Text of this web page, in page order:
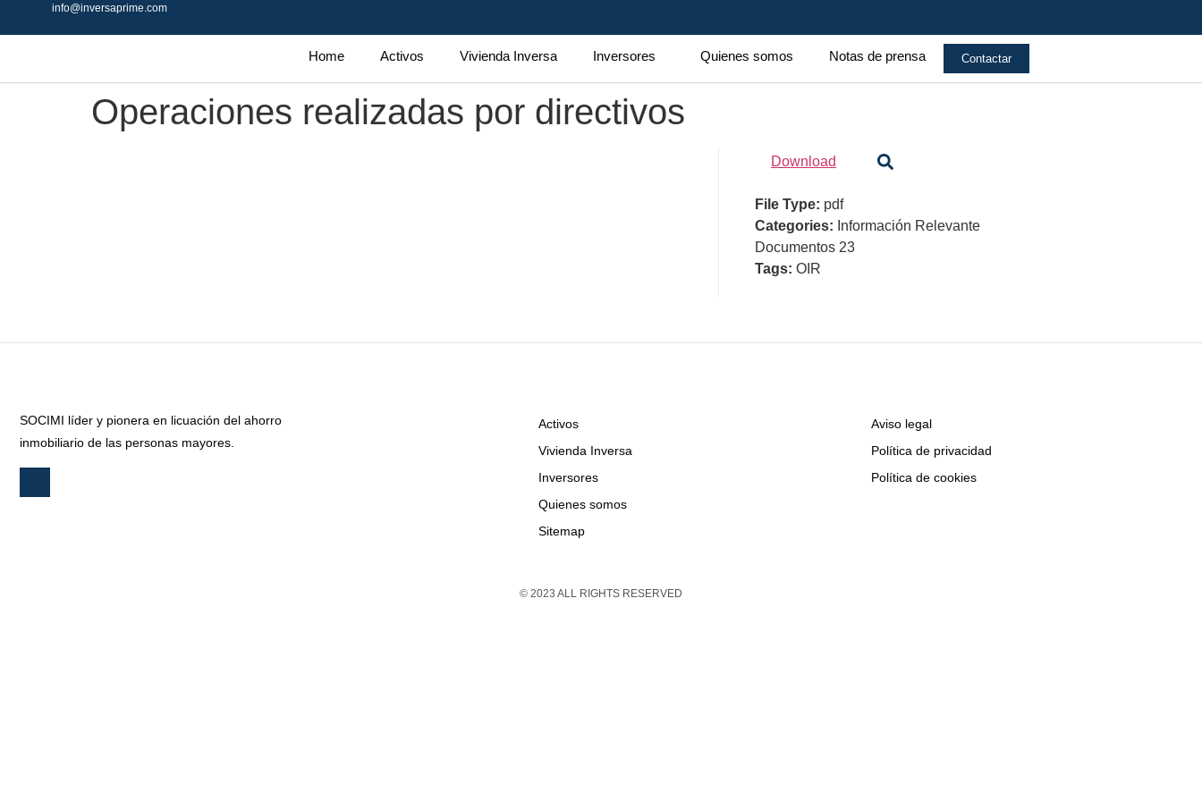
info@inversaprime.com
Home Activos Vivienda Inversa Inversores Quienes somos Notas de prensa Contactar
Operaciones realizadas por directivos
Download
File Type: pdf
Categories: Información Relevante
Documentos 23
Tags: OIR
SOCIMI líder y pionera en licuación del ahorro
inmobiliario de las personas mayores.
Activos
Vivienda Inversa
Inversores
Quienes somos
Sitemap
Aviso legal
Política de privacidad
Política de cookies
© 2023 ALL RIGHTS RESERVED​